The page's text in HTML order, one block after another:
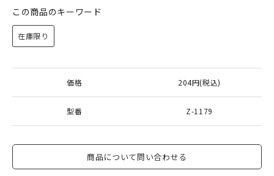
カートを見る
この商品のキーワード
在庫限り
価格 204円(税込)
型番 Z-1179
商品について問い合わせる